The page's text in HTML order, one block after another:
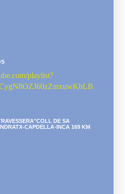
playlist?
DE SA
CAPDELLA-INCA 169 KM